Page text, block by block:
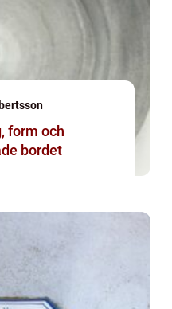
form och
bordet